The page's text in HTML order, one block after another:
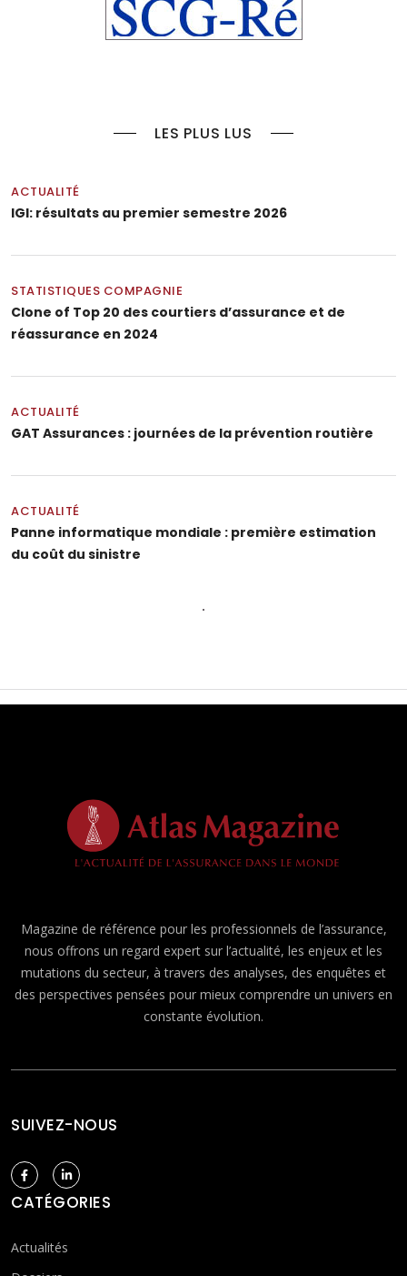
LES PLUS LUS
ACTUALITÉ
IGI: résultats au premier semestre 2026
STATISTIQUES COMPAGNIE
Clone of Top 20 des courtiers d’assurance et de
réassurance en 2024
ACTUALITÉ
GAT Assurances : journées de la prévention routière
ACTUALITÉ
Panne informatique mondiale : première estimation
du coût du sinistre
Magazine de référence pour les professionnels de l’assurance,
nous offrons un regard expert sur l’actualité, les enjeux et les
mutations du secteur, à travers des analyses, des enquêtes et
des perspectives pensées pour mieux comprendre un univers en
constante évolution.
SUIVEZ-NOUS
CATÉGORIES
Actualités